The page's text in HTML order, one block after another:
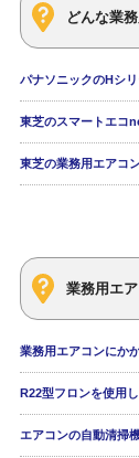
どんな業
パナソニックのHシ
東芝のスマートエコ
東芝の業務用エアコ
業務用エ
業務用エアコンにか
R22型フロンを使用
エアコンの自動清掃